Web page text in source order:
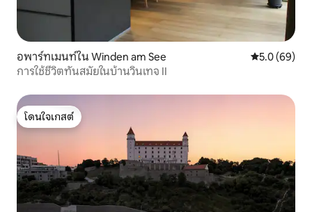
อพาร์ทเมนท์ใน Winden am See คะแนนเฉลี่ย
5.0 (69)
การใช้ชีวิตทันสมัยในบ้านวินเทจ II
โดนใจเกสต์
โดนใจเกสต์